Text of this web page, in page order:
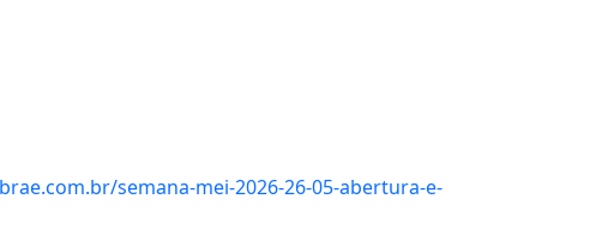
semana-mei-2026-26-05-abertura-e-